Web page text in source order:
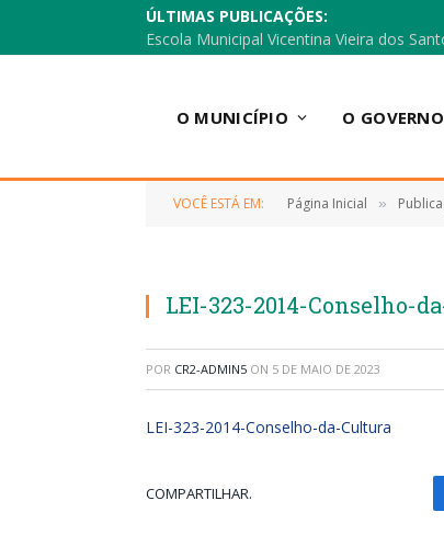
ÚLTIMAS PUBLICAÇÕES:
O MUNICÍPIO O GOVERNO
VOCÊ ESTÁ EM: Página Inicial »
LEI-323-2014-Conselho-
POR CR2-ADMIN5 ON 5 DE MAIO DE 2023
LEI-323-2014-Conselho-da-Cultura
COMPARTILHAR.